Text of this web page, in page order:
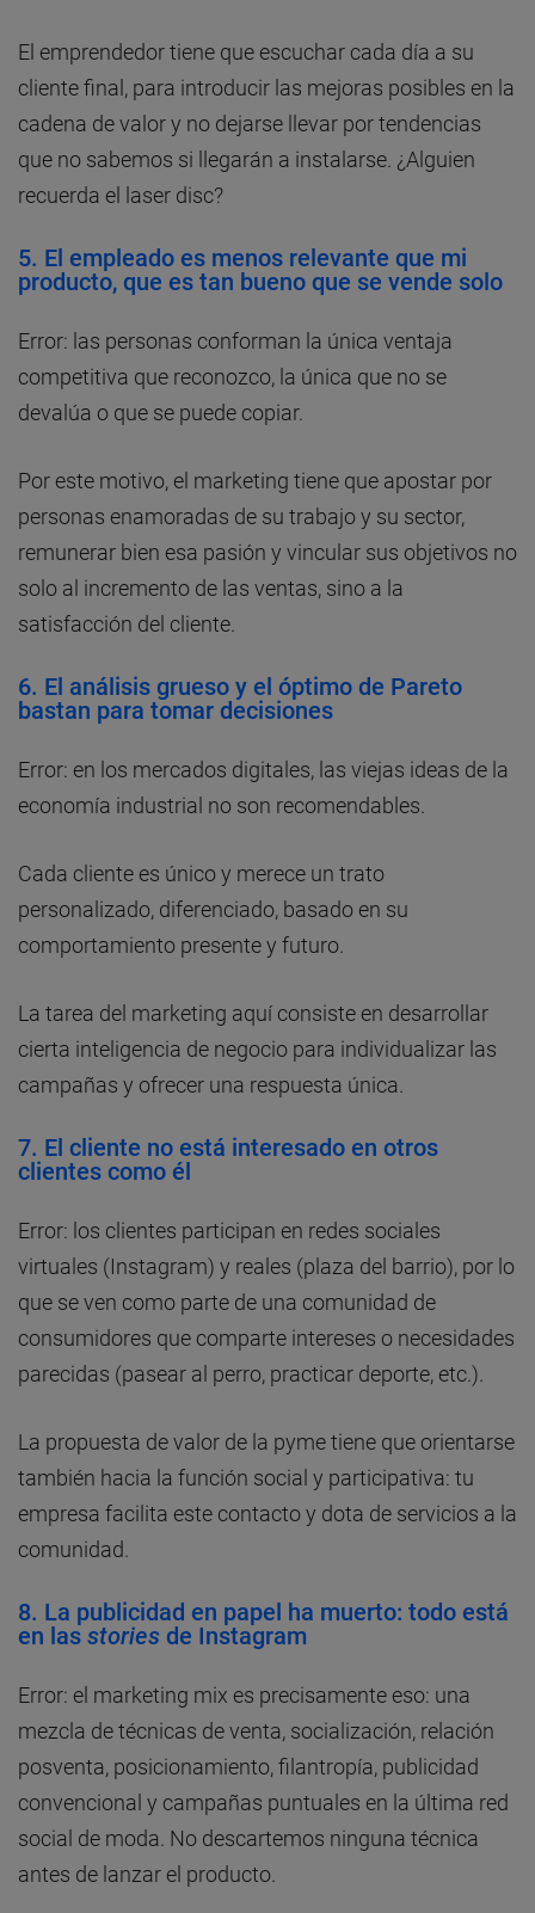
El emprendedor tiene que escuchar cada día a su
cliente final, para introducir las mejoras posibles en la
cadena de valor y no dejarse llevar por tendencias
que no sabemos si llegarán a instalarse. ¿Alguien
recuerda el laser disc?
5. El empleado es menos relevante que mi
producto, que es tan bueno que se vende solo
Error: las personas conforman la única ventaja
competitiva que reconozco, la única que no se
devalúa o que se puede copiar.
Por este motivo, el marketing tiene que apostar por
personas enamoradas de su trabajo y su sector,
remunerar bien esa pasión y vincular sus objetivos no
solo al incremento de las ventas, sino a la
satisfacción del cliente.
6. El análisis grueso y el óptimo de Pareto
bastan para tomar decisiones
Error: en los mercados digitales, las viejas ideas de la
economía industrial no son recomendables.
Cada cliente es único y merece un trato
personalizado, diferenciado, basado en su
comportamiento presente y futuro.
La tarea del marketing aquí consiste en desarrollar
cierta inteligencia de negocio para individualizar las
campañas y ofrecer una respuesta única.
7. El cliente no está interesado en otros
clientes como él
Error: los clientes participan en redes sociales
virtuales (Instagram) y reales (plaza del barrio), por lo
que se ven como parte de una comunidad de
consumidores que comparte intereses o necesidades
parecidas (pasear al perro, practicar deporte, etc.).
La propuesta de valor de la pyme tiene que orientarse
también hacia la función social y participativa: tu
empresa facilita este contacto y dota de servicios a la
comunidad.
8. La publicidad en papel ha muerto: todo está
en las stories de Instagram
Error: el marketing mix es precisamente eso: una
mezcla de técnicas de venta, socialización, relación
posventa, posicionamiento, filantropía, publicidad
convencional y campañas puntuales en la última red
social de moda. No descartemos ninguna técnica
antes de lanzar el producto.